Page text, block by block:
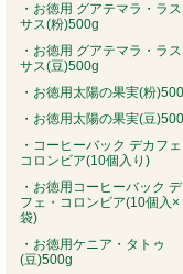
・お徳用 グアテマラ・ラス
サス(粉)500g
・お徳用 グアテマラ・ラス
サス(豆)500g
・お徳用太陽の果実(粉
・お徳用太陽の果実(豆
・コーヒーバック デカフェ
コロンビア(10個入り)
・お徳用コーヒーバック デ
フェ・コロンビア(10個入×
袋)
・お徳用ケニア・タトゥ
(豆)500g